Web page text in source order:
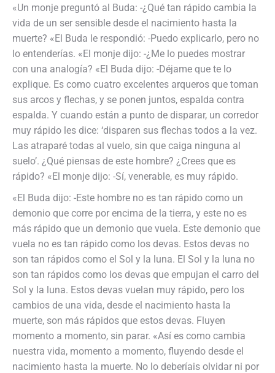
«Un monje preguntó al Buda: -¿Qué tan rápido cambia la
vida de un ser sensible desde el nacimiento hasta la
muerte? «El Buda le respondió: -Puedo explicarlo, pero no
lo entenderías. «El monje dijo: -¿Me lo puedes mostrar
con una analogía? «El Buda dijo: -Déjame que te lo
explique. Es como cuatro excelentes arqueros que toman
sus arcos y flechas, y se ponen juntos, espalda contra
espalda. Y cuando están a punto de disparar, un corredor
muy rápido les dice: ‘disparen sus flechas todos a la vez.
Las atraparé todas al vuelo, sin que caiga ninguna al
suelo’. ¿Qué piensas de este hombre? ¿Crees que es
rápido? «El monje dijo: -Sí, venerable, es muy rápido.
«El Buda dijo: -Este hombre no es tan rápido como un
demonio que corre por encima de la tierra, y este no es
más rápido que un demonio que vuela. Este demonio que
vuela no es tan rápido como los devas. Estos devas no
son tan rápidos como el Sol y la luna. El Sol y la luna no
son tan rápidos como los devas que empujan el carro del
Sol y la luna. Estos devas vuelan muy rápido, pero los
cambios de una vida, desde el nacimiento hasta la
muerte, son más rápidos que estos devas. Fluyen
momento a momento, sin parar. «Así es como cambia
nuestra vida, momento a momento, fluyendo desde el
nacimiento hasta la muerte. No lo deberíais olvidar ni por